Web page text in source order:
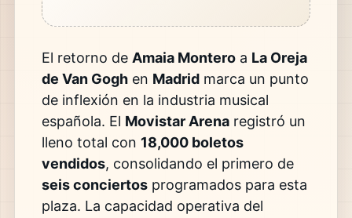
El retorno de Amaia Monteroa La Oreja
de Van Goghen Madridmarca un punto
de inflexión en la industria musical
española. El Movistar Arenaregistró un
lleno total con 18,000 boletos
vendidos, consolidando el primero de
seis conciertosprogramados para esta
plaza. La capacidad operativa del